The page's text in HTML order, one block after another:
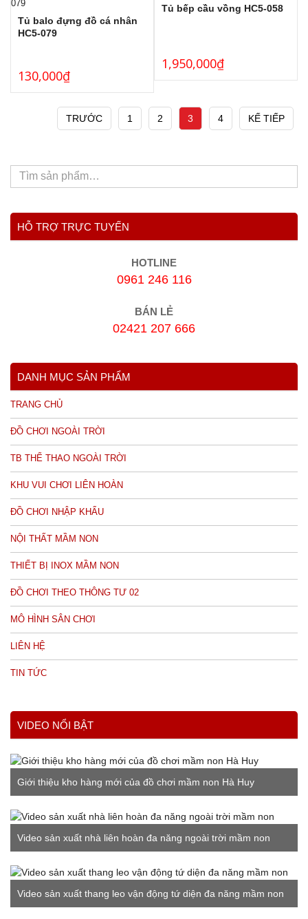
Tủ balo đựng đồ cá nhân
HC5-079
130,000₫
Tủ bếp cầu vồng HC5-058
1,950,000₫
TRƯỚC 1 2 3 4 KẾ TIẾP
HỖ TRỢ TRỰC TUYẾN
HOTLINE
0961 246 116
BÁN LẺ
02421 207 666
DANH MỤC SẢN PHẨM
TRANG CHỦ
ĐỒ CHƠI NGOÀI TRỜI
TB THỂ THAO NGOÀI TRỜI
KHU VUI CHƠI LIÊN HOÀN
ĐỒ CHƠI NHẬP KHẨU
NỘI THẤT MẦM NON
THIẾT BỊ INOX MẦM NON
ĐỒ CHƠI THEO THÔNG TƯ 02
MÔ HÌNH SÂN CHƠI
LIÊN HỆ
TIN TỨC
VIDEO NỔI BẬT
Giới thiệu kho hàng mới của đồ chơi mầm non Hà Huy
Video sản xuất nhà liên hoàn đa năng ngoài trời mầm non
Video sản xuất thang leo vận động tứ diện đa năng mầm non